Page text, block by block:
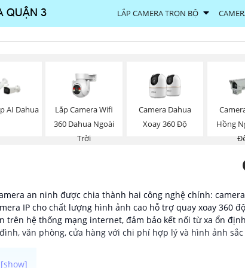
LẮP CAMERA TRỌN BỘ
AI Dahua
Lắp Camera Wifi
360 Dahua Ngoài
Trời
Camera Dahua
Xoay 360 Độ
Hồng
an ninh được chia thành hai công nghệ chính:
IP cho chất lượng hình ảnh cao hỗ trợ quay xoay 360
trên hệ thống mạng internet, đảm bảo kết nối từ xa ổn
văn phòng, cửa hàng với chi phí hợp lý và hình ảnh sắc